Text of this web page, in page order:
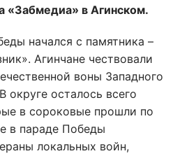
«Забмедиа» в Агинском.
начался с памятника –
Агинчане чествовали
воны Западного
округе осталось всего
в сороковые прошли по
в параде Победы
локальных войн,